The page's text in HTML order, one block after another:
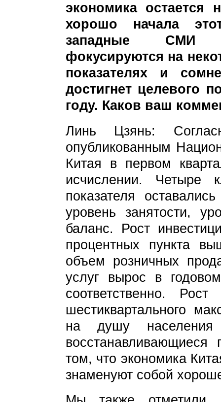
экономика остается
хорошо начала
западные СМИ
фокусируются на
показателях и
достигнет целевого
году. Каков ваш
Линь Цзянь:
опубликованным
Китая в первом
исчислении. Четыре
показателя
уровень занятости,
баланс. Рост
процентных пункта
объем розничных
услуг вырос в
соответственно.
шестиквартального
на душу
восстанавливающиеся
том, что экономика
знаменуют собой